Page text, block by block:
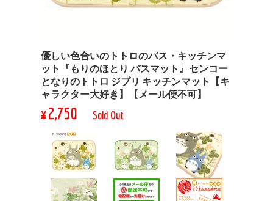
優しい色合いのトトロのバス・キッチンマ
ット『もりのほとり バスマット』センコー
となりのトトロ ジブリ キッチンマット【キ
ャラクター大好き】【メール便不可】
¥2,750 Sold Out